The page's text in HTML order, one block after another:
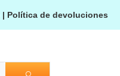
| Política de devoluciones